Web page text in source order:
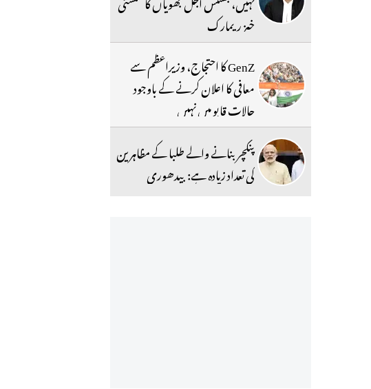
خیز ریمارک
GenZ کا احتجاج، وزیراعظم سے
معافی کا اعلان کرنے کے باوجود
حالات قابو میں نہیں
پنکچر بنانے والے طلبا کے مظاہرین
کی تعداد زیادہ ہے: بیدھوری